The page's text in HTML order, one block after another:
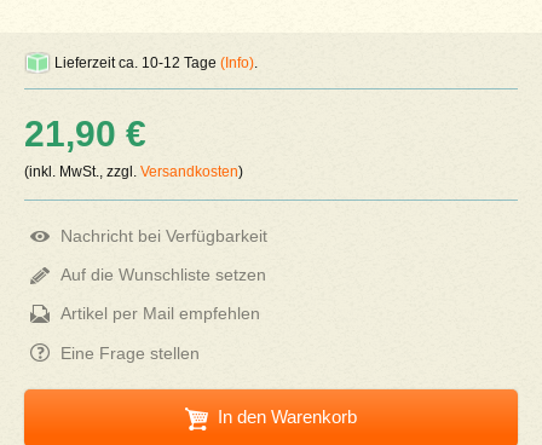
Lieferzeit ca. 10-12 Tage(Info)
21,90 €
(inkl. MwSt., zzgl.Versandkosten)
Nachricht bei Verfügbarkeit
Auf die Wunschliste setzen
Artikel per Mail empfehlen
Eine Frage stellen
In den Warenkorb